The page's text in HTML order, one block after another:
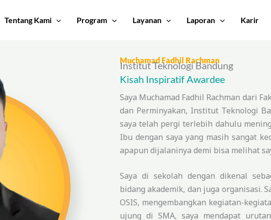
Tentang Kami Program Layanan Laporan Karir
Muchamad Fadhil Rachman
Institut Teknologi Bandung
Kisah Inspiratif Awardee
Saya Muchamad Fadhil Rachman dari
dan Perminyakan, Institut Teknologi
saya telah pergi terlebih dahulu
Ibu dengan saya yang masih sangat
apapun dijalaninya demi bisa melihat
Saya di sekolah dengan dikenal
bidang akademik, dan juga organisasi.
OSIS, mengembangkan kegiatan-
ujung di SMA, saya mendapat